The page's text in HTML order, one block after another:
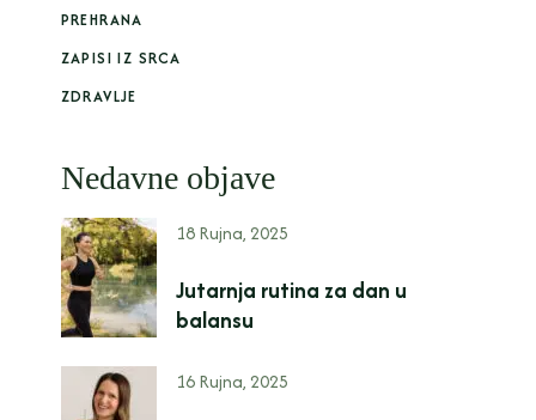
PREHRANA
ZAPISI IZ SRCA
ZDRAVLJE
Nedavne objave
18 Rujna, 2025
Jutarnja rutina za dan u
balansu
16 Rujna, 2025